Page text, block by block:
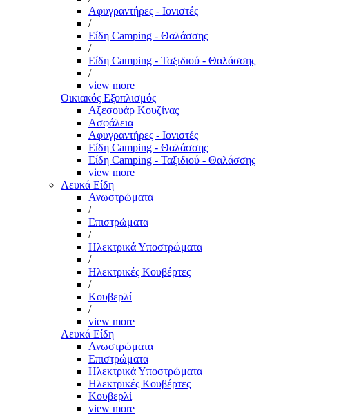
Αφυγραντήρες - Ιονιστές
/
Είδη Camping - Θαλάσσης
/
Είδη Camping - Ταξιδιού - Θαλάσσης
/
view more
Οικιακός Εξοπλισμός
Αξεσουάρ Κουζίνας
Ασφάλεια
Αφυγραντήρες - Ιονιστές
Είδη Camping - Θαλάσσης
Είδη Camping - Ταξιδιού - Θαλάσσης
view more
Λευκά Είδη
Ανωστρώματα
/
Επιστρώματα
/
Ηλεκτρικά Υποστρώματα
/
Ηλεκτρικές Κουβέρτες
/
Κουβερλί
/
view more
Λευκά Είδη
Ανωστρώματα
Επιστρώματα
Ηλεκτρικά Υποστρώματα
Ηλεκτρικές Κουβέρτες
Κουβερλί
view more